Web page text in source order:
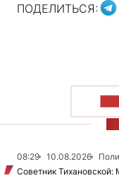
ПОДЕЛИТЬСЯ:
08:29 10.08.2026
Советник Тихановской: